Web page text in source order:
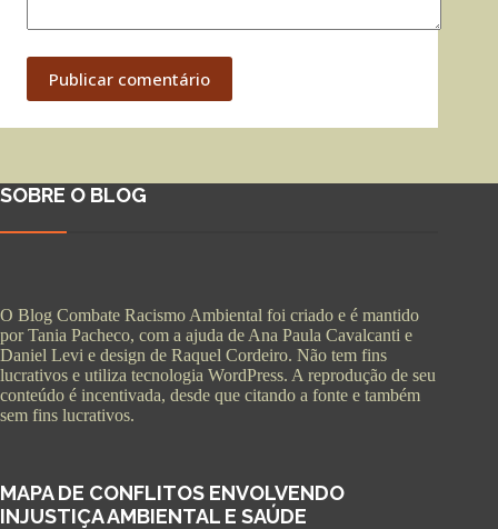
Publicar comentário
SOBRE O BLOG
O Blog Combate Racismo Ambiental foi criado e é mantido
por Tania Pacheco, com a ajuda de Ana Paula Cavalcanti e
Daniel Levi e design de Raquel Cordeiro. Não tem fins
lucrativos e utiliza tecnologia WordPress. A reprodução de seu
conteúdo é incentivada, desde que citando a fonte e também
sem fins lucrativos.
MAPA DE CONFLITOS ENVOLVENDO
INJUSTIÇA AMBIENTAL E SAÚDE